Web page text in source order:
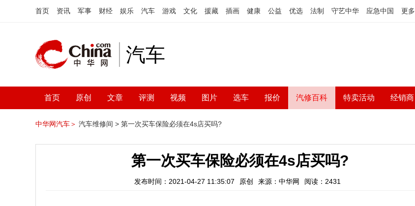
首页 资讯 军事 财经 娱乐 汽车 游戏 文化 援藏 插画 健康 公益 优选 法制 守艺中华 应急中国 更多
汽车
首页 原创 文章 评测 视频 图片 选车 报价 汽修百科 特卖活动 经销商
中华网汽车＞ 汽车维修间 > 第一次买车保险必须在4s店买吗?
第一次买车保险必须在4s店买吗?
发布时间：2021-04-27 11:35:07 原创 来源：中华网 阅读：2431